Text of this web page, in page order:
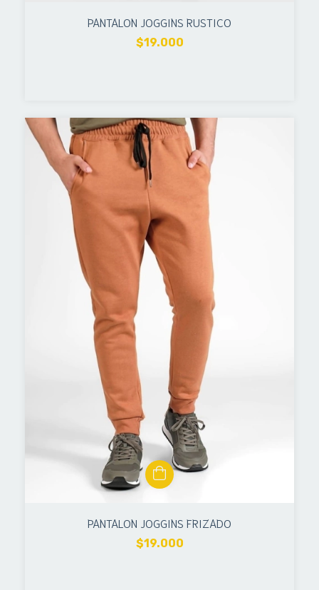
PANTALON JOGGINS RUSTICO
$19.000
PANTALON JOGGINS FRIZADO
$19.000